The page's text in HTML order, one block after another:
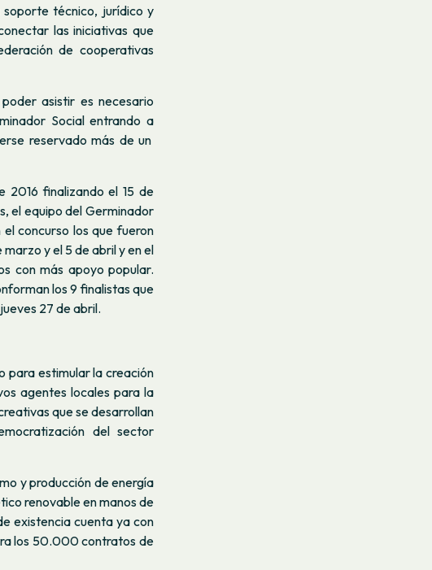
soporte técnico, jurídico y
las iniciativas que
de cooperativas
asistir es necesario
Social entrando a
reservado más de un
2016 finalizando el 15 de
el equipo del Germinador
concurso los que fueron
y el 5 de abril y en el
con más apoyo popular.
los 9 finalistas que
27 de abril.
para estimular la creación
agentes locales para la
que se desarrollan
del sector
y producción de energía
renovable en manos de
existencia cuenta ya con
los 50.000 contratos de